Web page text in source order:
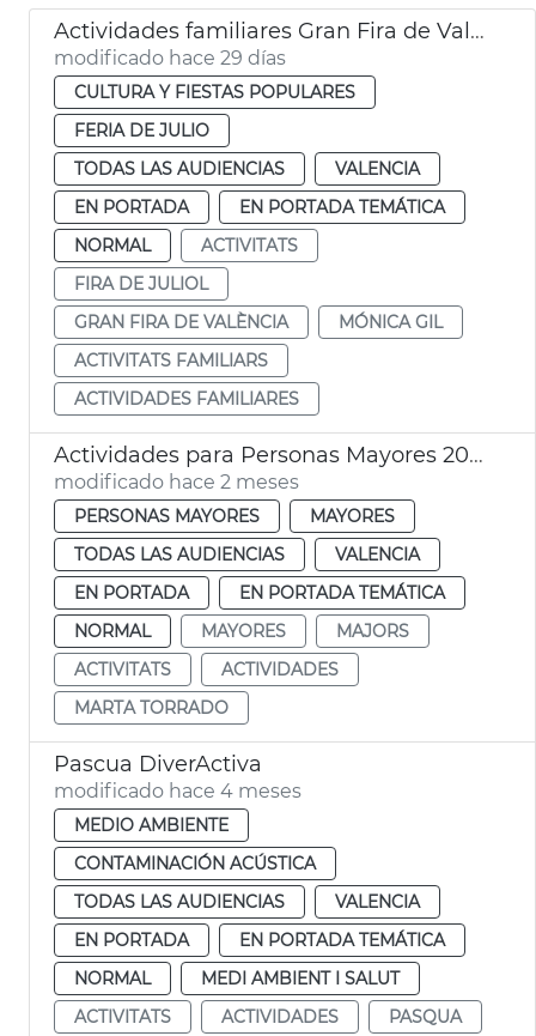
Actividades familiares Gran Fira de València
modificado hace 29 días
CULTURA Y FIESTAS POPULARES
FERIA DE JULIO
TODAS LAS AUDIENCIAS
VALENCIA
EN PORTADA
EN PORTADA TEMÁTICA
NORMAL
ACTIVITATS
FIRA DE JULIOL
GRAN FIRA DE VALÈNCIA
MÓNICA GIL
ACTIVITATS FAMILIARS
ACTIVIDADES FAMILIARES
Actividades para Personas Mayores 2026-2027
modificado hace 2 meses
PERSONAS MAYORES
MAYORES
TODAS LAS AUDIENCIAS
VALENCIA
EN PORTADA
EN PORTADA TEMÁTICA
NORMAL
MAYORES
MAJORS
ACTIVITATS
ACTIVIDADES
MARTA TORRADO
Pascua DiverActiva
modificado hace 4 meses
MEDIO AMBIENTE
CONTAMINACIÓN ACÚSTICA
TODAS LAS AUDIENCIAS
VALENCIA
EN PORTADA
EN PORTADA TEMÁTICA
NORMAL
MEDI AMBIENT I SALUT
ACTIVITATS
ACTIVIDADES PASQUA